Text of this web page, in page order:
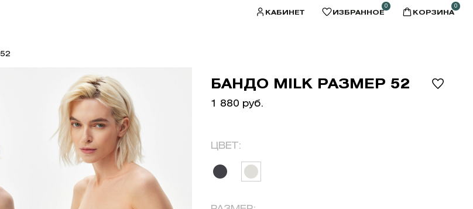
КАБИНЕТ ИЗБРАННОЕ
0
КОРЗИНА
0
БАНДО MILK РАЗМЕР 52
1 880 руб.
ЦВЕТ: